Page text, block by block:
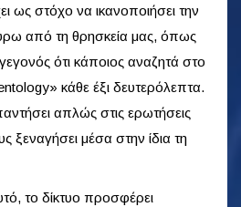
ως στόχο να ικανοποιήσει την
από τη θρησκεία μας, όπως
ότι κάποιος αναζητά στο
κάθε έξι δευτερόλεπτα.
απλώς στις ερωτήσεις
μέσα στην ίδια τη
το δίκτυο προσφέρει